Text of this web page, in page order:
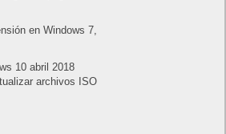
en Windows 7,
10 abril 2018
archivos ISO